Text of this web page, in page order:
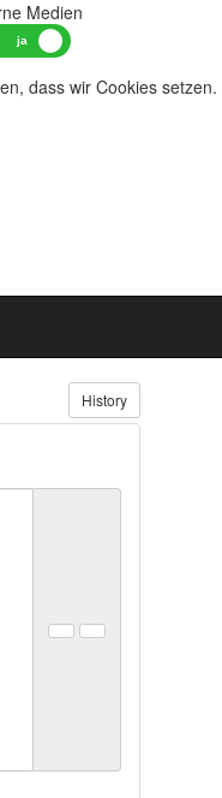
Medien
dass wir Cookies setzen.
History